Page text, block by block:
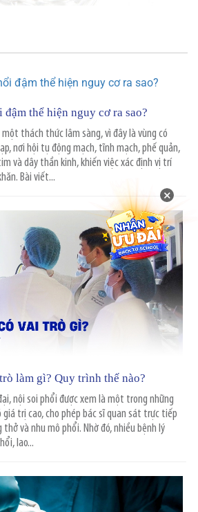
thể hiện nguy cơ ra sao?
thách thức lâm sàng, vì đây là vùng có
nơi hội tụ động mạch, tĩnh mạch, phế quản,
và dây thần kinh, khiến việc xác định vị trí
Bài viết...
làm gì? Quy trình thế nào?
nội soi phổi được xem là một trong những
trị cao, cho phép bác sĩ quan sát trực tiếp
và nhu mô phổi. Nhờ đó, nhiều bệnh lý
lao...
×